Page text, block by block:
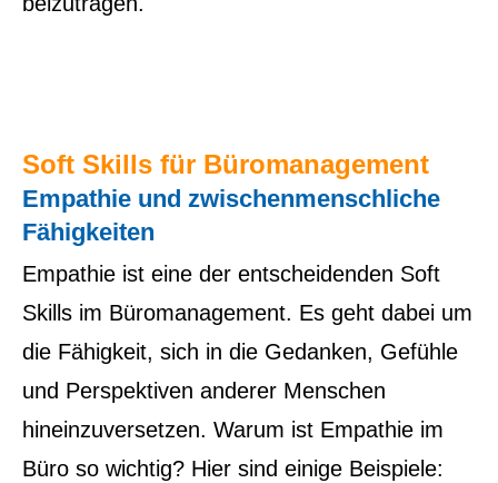
Soft Skills für Büromanagement
Empathie und zwischenmenschliche
Fähigkeiten
Empathie ist eine der entscheidenden Soft
Skills im Büromanagement. Es geht dabei um
die Fähigkeit, sich in die Gedanken, Gefühle
und Perspektiven anderer Menschen
hineinzuversetzen. Warum ist Empathie im
Büro so wichtig? Hier sind einige Beispiele: